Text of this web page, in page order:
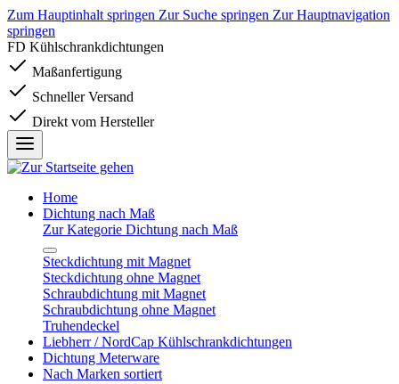
Zum Hauptinhalt springen Zur Suche springen Zur Hauptnavigation
springen
FD Kühlschrankdichtungen
Maßanfertigung
Schneller Versand
Direkt vom Hersteller
Home
Dichtung nach Maß
Zur Kategorie Dichtung nach Maß
Steckdichtung mit Magnet
Steckdichtung ohne Magnet
Schraubdichtung mit Magnet
Schraubdichtung ohne Magnet
Truhendeckel
Liebherr / NordCap Kühlschrankdichtungen
Dichtung Meterware
Nach Marken sortiert